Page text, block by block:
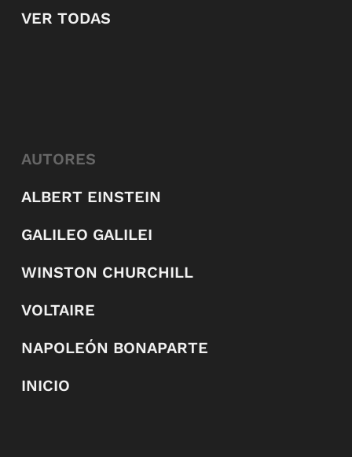
VER TODAS
AUTORES
ALBERT EINSTEIN
GALILEO GALILEI
WINSTON CHURCHILL
VOLTAIRE
NAPOLEÓN BONAPARTE
INICIO